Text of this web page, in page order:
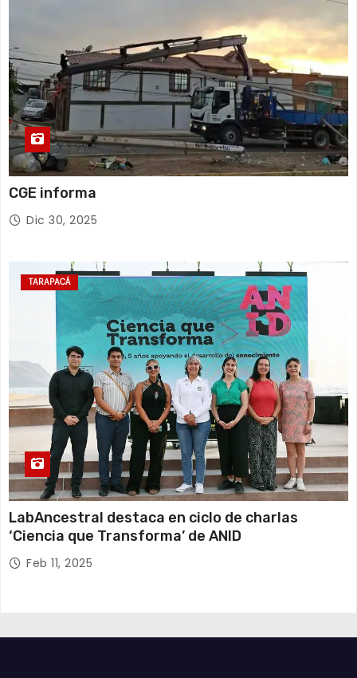
CGE informa
Dic 30, 2025
TARAPACÁ
LabAncestral destaca en ciclo de charlas
‘Ciencia que Transforma’ de ANID
Feb 11, 2025